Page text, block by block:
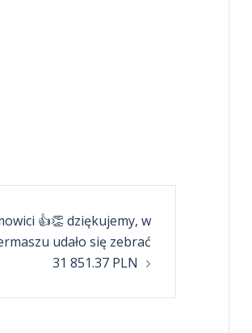
👍👏 dziękujemy, w
udało się zebrać
31 851.37 PLN